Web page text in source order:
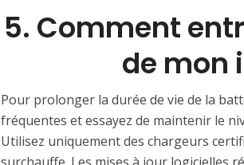
⁤5. Comment
de mon
Pour prolonger la durée de vie de la
fréquentes et essayez de maintenir le
Utilisez uniquement des chargeurs